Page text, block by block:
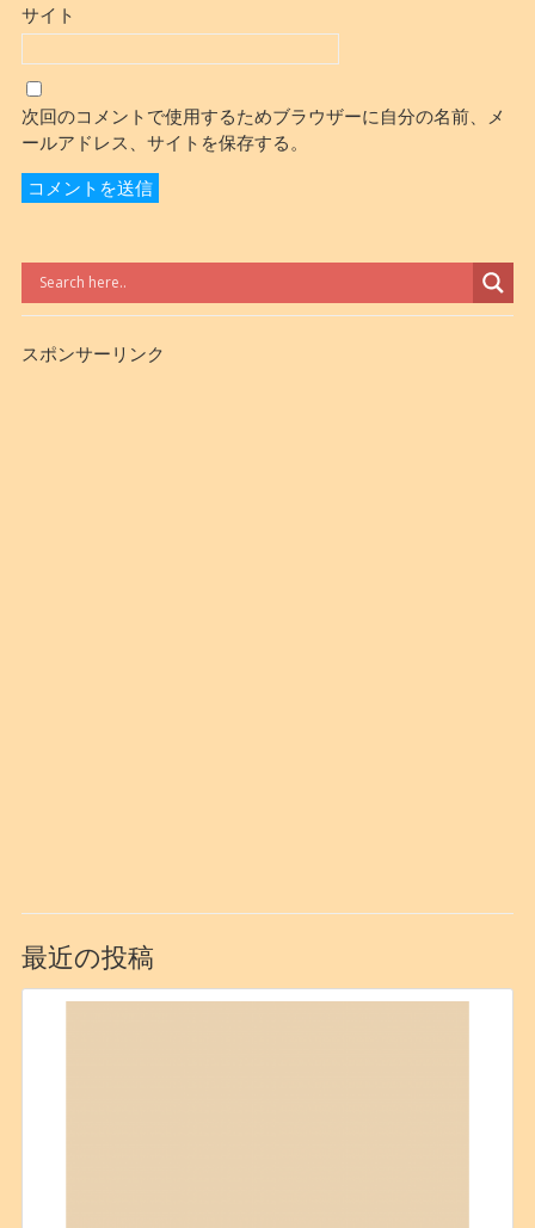
サイト
次回のコメントで使用するためブラウザーに自分の名前、メ
ールアドレス、サイトを保存する。
スポンサーリンク
最近の投稿